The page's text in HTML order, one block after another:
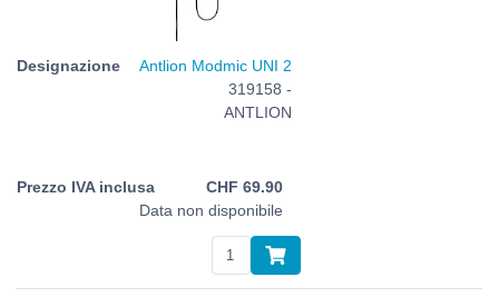
Antlion Modmic UNI 2
319158 -
ANTLION
CHF 69.90
Data non disponibile